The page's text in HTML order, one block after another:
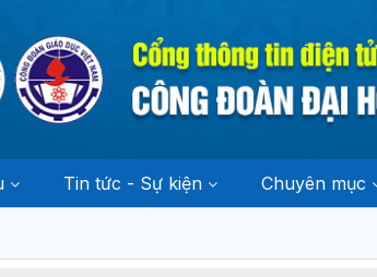
Tin tức - Sự kiện Chuyên mục